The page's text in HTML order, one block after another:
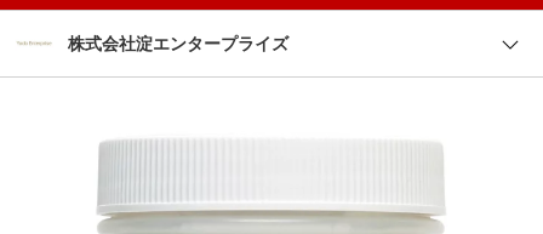
株式会社淀エンタープライズ